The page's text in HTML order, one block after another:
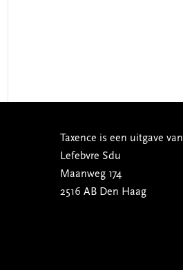
Taxence is een uitgave van
Lefebvre Sdu
Maanweg 174
2516 AB Den Haag